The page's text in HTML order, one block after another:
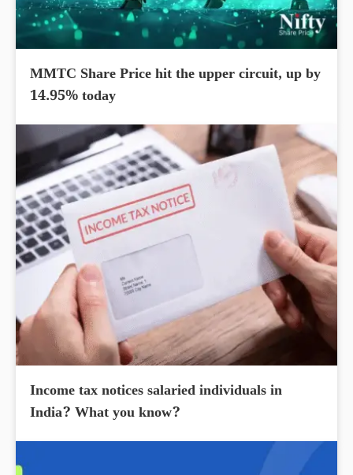
MMTC Share Price hit the upper circuit, up by
14.95% today
Income tax notices salaried individuals in
India? What you know?